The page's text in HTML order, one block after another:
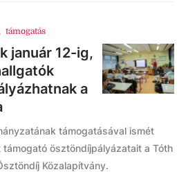
támogatás
január 12-ig,
a
támogatásával ismét
ösztöndíjpályázatait a Tóth
Közalapítvány.